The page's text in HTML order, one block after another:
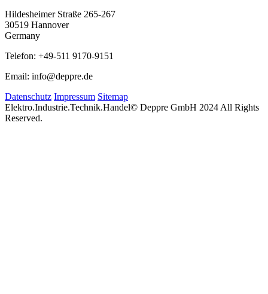
Hildesheimer Straße 265-267
30519 Hannover
Germany
Telefon: +49-511 9170-9151
Email: info@deppre.de
Datenschutz Impressum Sitemap
Elektro.Industrie.Technik.Handel© Deppre GmbH 2024 All Rights
Reserved.